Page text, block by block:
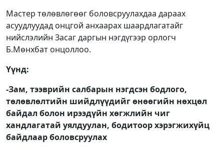
Мастер төлөвлөгөөг боловсруулахдаа дараах
асуудлуудад онцгой анхаарах шаардлагатайг
нийслэлийн Засаг даргын нэгдүгээр орлогч
Б.Мөнхбат онцоллоо.
Үүнд:
-Зам, тээврийн салбарын нэгдсэн бодлого,
төлөвлөлтийн шийдлүүдийг өнөөгийн нөхцөл
байдал болон ирээдүйн хөгжлийн чиг
хандлагатай уялдуулан, бодитоор хэрэгжихүйц
байдлаар боловсруулах